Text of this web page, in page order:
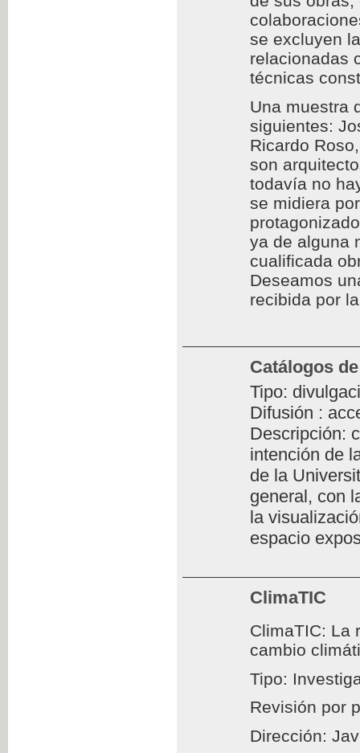
se excluyen
relacionadas
técnicas
Una muestra
siguientes:
Ricardo
son
todavía no
se midiera
ya de alguna
cualificada
Deseamos
recibida por
Catálogos
Tipo:
Difusión :
Descripción:
intención de
de la
general, con
la
espacio
ClimaTIC
ClimaTIC: La
cambio
Tipo:
Revisión por
Dirección: